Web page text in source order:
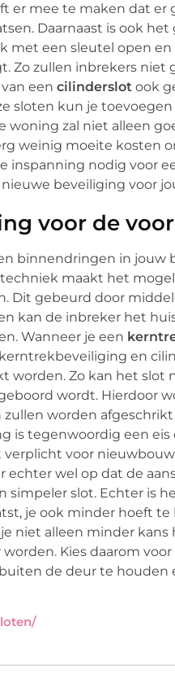
er mee te maken dat er
Daarnaast is ook
met een sleutel open en
Zo zullen inbrekers
een cilinderslot ook
sloten kun je
woning zal niet alleen
weinig moeite kosten
inspanning nodig voor
beveiliging voor
voor de
binnendringen in jouw
maakt het
Dit gebeurd door
kan de inbreker het
Wanneer je een
en
worden. Zo kan het slot
wordt. Hierdoor
worden
is tegenwoordig een
verplicht voor
echter wel op dat de
simpeler slot. Echter is
je ook minder hoeft
niet alleen minder kans
Kies daarom
de deur te houden